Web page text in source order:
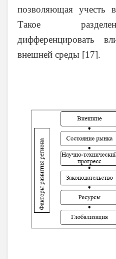
позволяющая учесть
Такое
дифференцировать
внешней среды [17].